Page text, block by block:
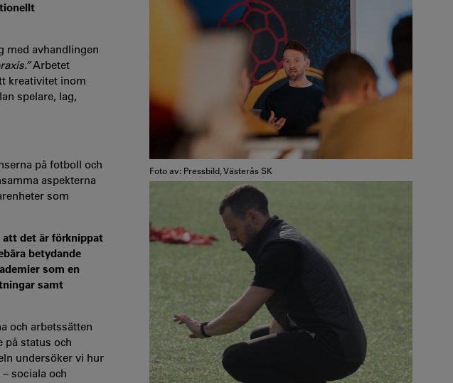
med avhandlingen
Arbetet
kreativitet inom
spelare, lag,
på fotboll och
aspekterna
som
det är förknippat
betydande
som en
samt
och arbetssätten
på status och
undersöker vi hur
sociala och
Foto av: Pressbild, Västerås SK